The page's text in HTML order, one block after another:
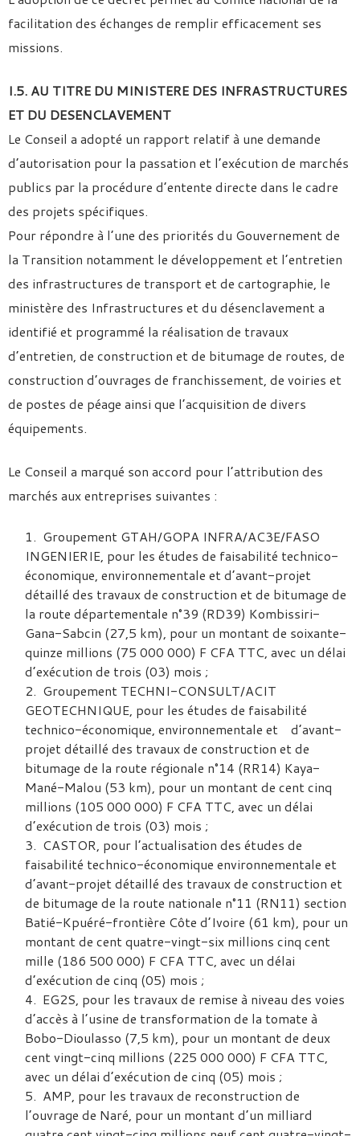
facilitation des échanges de remplir efficacement ses
missions.
I.5. AU TITRE DU MINISTERE DES INFRASTRUCTURES
ET DU DESENCLAVEMENT
Le Conseil a adopté un rapport relatif à une demande
d’autorisation pour la passation et l’exécution de marchés
publics par la procédure d’entente directe dans le cadre
des projets spécifiques.
Pour répondre à l’une des priorités du Gouvernement de
la Transition notamment le développement et l’entretien
des infrastructures de transport et de cartographie, le
ministère des Infrastructures et du désenclavement a
identifié et programmé la réalisation de travaux
d’entretien, de construction et de bitumage de routes, de
construction d’ouvrages de franchissement, de voiries et
de postes de péage ainsi que l’acquisition de divers
équipements.
Le Conseil a marqué son accord pour l’attribution des
marchés aux entreprises suivantes :
Groupement GTAH/GOPA INFRA/AC3E/FASO
INGENIERIE, pour les études de faisabilité technico-
économique, environnementale et d’avant-projet
détaillé des travaux de construction et de bitumage de
la route départementale n°39 (RD39) Kombissiri-
Gana-Sabcin (27,5 km), pour un montant de soixante-
quinze millions (75 000 000) F CFA TTC, avec un délai
d’exécution de trois (03) mois ;
Groupement TECHNI-CONSULT/ACIT
GEOTECHNIQUE, pour les études de faisabilité
technico-économique, environnementale et d’avant-
projet détaillé des travaux de construction et de
bitumage de la route régionale n°14 (RR14) Kaya-
Mané-Malou (53 km), pour un montant de cent cinq
millions (105 000 000) F CFA TTC, avec un délai
d’exécution de trois (03) mois ;
CASTOR, pour l’actualisation des études de
faisabilité technico-économique environnementale et
d’avant-projet détaillé des travaux de construction et
de bitumage de la route nationale n°11 (RN11) section
Batié-Kpuéré-frontière Côte d’Ivoire (61 km), pour un
montant de cent quatre-vingt-six millions cinq cent
mille (186 500 000) F CFA TTC, avec un délai
d’exécution de cinq (05) mois ;
EG2S, pour les travaux de remise à niveau des voies
d’accès à l’usine de transformation de la tomate à
Bobo-Dioulasso (7,5 km), pour un montant de deux
cent vingt-cinq millions (225 000 000) F CFA TTC,
avec un délai d’exécution de cinq (05) mois ;
AMP, pour les travaux de reconstruction de
l’ouvrage de Naré, pour un montant d’un milliard